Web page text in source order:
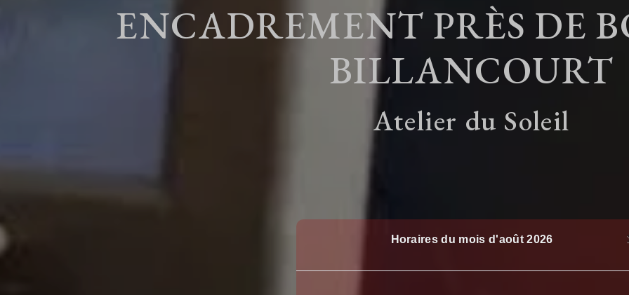
Horaires du mois d'août 2026
ENCADREMENT PRÈS DE
BILLANCOURT
Atelier du Soleil